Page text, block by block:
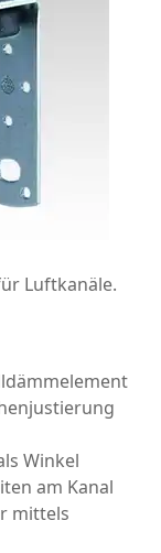
Luftkanäle.
Winkel
am Kanal
mittels